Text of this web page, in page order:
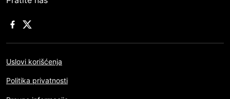
Uslovi korišćenja
Politika privatnosti